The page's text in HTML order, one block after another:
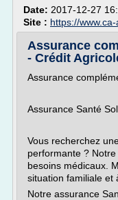
Date: 2017-12-27
Site : https://
Assurance
- Crédit
Assurance
Assurance Santé
Vous recherchez
performante ?
besoins médicaux.
situation familiale et
Notre assurance